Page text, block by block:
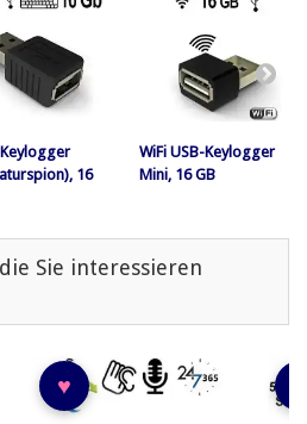
16
WiFi USB-Keylogger
Mini, 16 GB
Sie interessieren
♥